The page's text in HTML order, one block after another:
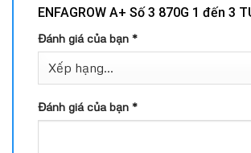
ENFAGROW A+ Số 3 870G 1 đến 3
Đánh giá của bạn *
Đánh giá của bạn *